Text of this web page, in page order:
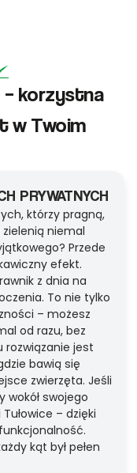
– korzystna
w Twoim
PRYWATNYCH
którzy pragną,
niemal
Przede
efekt.
z dnia na
To nie tylko
– możesz
od razu, bez
rozwiązanie jest
bawią się
zwierzęta. Jeśli
swojego
– dzięki
kąt był pełen